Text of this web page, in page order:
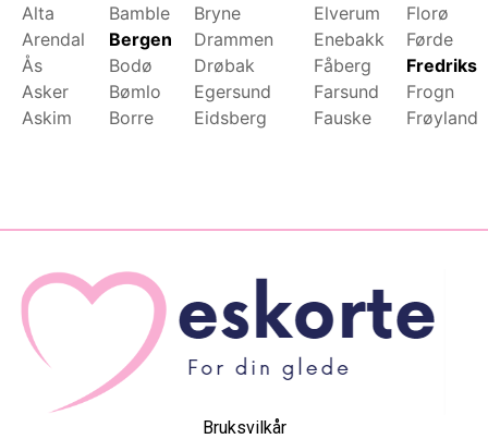
Alta
Arendal
Ås
Asker
Askim
Bamble
Bergen
Bodø
Bømlo
Borre
Bryne
Drammen
Drøbak
Egersund
Eidsberg
Elverum
Enebakk
Fåberg
Farsund
Fauske
Florø
Førde
Frogn
Frøyland
Bruksvilkår